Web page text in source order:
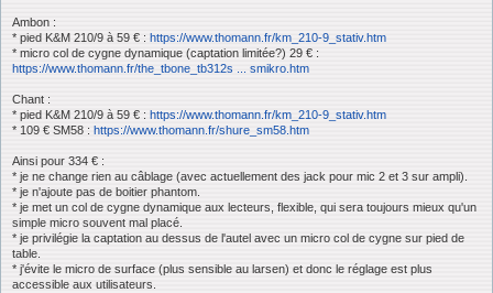
Ambon :
* pied K&M 210/9 à 59 € : https://www.thomann.fr/km_210-9_stativ.htm
* micro col de cygne dynamique (captation limitée?) 29 € :
https://www.thomann.fr/the_tbone_tb312s ... smikro.htm
Chant :
* pied K&M 210/9 à 59 € : https://www.thomann.fr/km_210-9_stativ.htm
* 109 € SM58 : https://www.thomann.fr/shure_sm58.htm
Ainsi pour 334 € :
* je ne change rien au câblage (avec actuellement des jack pour mic 2 et 3 sur ampli).
* je n'ajoute pas de boitier phantom.
* je met un col de cygne dynamique aux lecteurs, flexible, qui sera toujours mieux qu'un
simple micro souvent mal placé.
* je privilégie la captation au dessus de l'autel avec un micro col de cygne sur pied de
table.
* j'évite le micro de surface (plus sensible au larsen) et donc le réglage est plus
accessible aux utilisateurs.